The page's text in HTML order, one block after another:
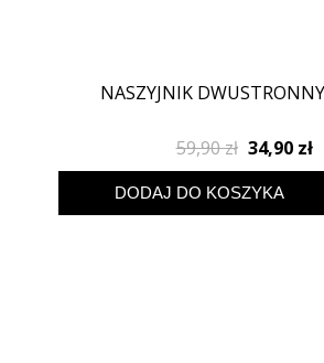
NASZYJNIK
59,90 zł 34,90 zł